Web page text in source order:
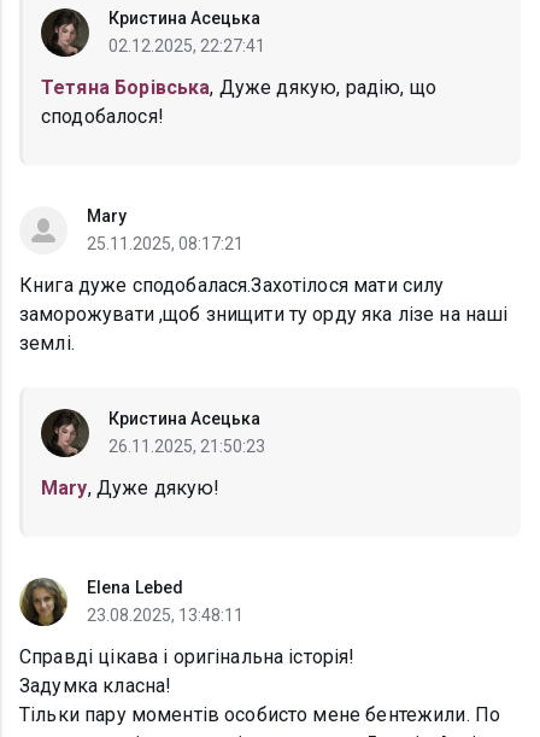
Кристина Асецька
02.12.2025, 22:27:41
Тетяна Борівська, Дуже дякую, радію, що
сподобалося!
Mary
25.11.2025, 08:17:21
Книга дуже сподобалася.Захотілося мати силу
заморожувати ,щоб знищити ту орду яка лізе на наші
землі.
Кристина Асецька
26.11.2025, 21:50:23
Mary, Дуже дякую!
Elena Lebed
23.08.2025, 13:48:11
Справді цікава і оригінальна історія!
Задумка класна!
Тільки пару моментів особисто мене бентежили. По